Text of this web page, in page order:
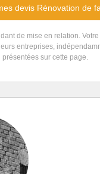
devis Rénovation de
de mise en relation.
entreprises,
présentées sur cette page.